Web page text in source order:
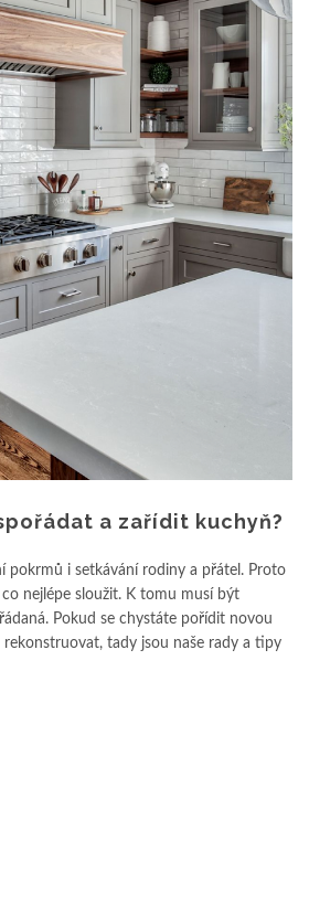
a zařídit kuchyň?
pokrmů i setkávání rodiny a přátel. Proto
nejlépe sloužit. K tomu musí být
Pokud se chystáte pořídit novou
tady jsou naše rady a tipy